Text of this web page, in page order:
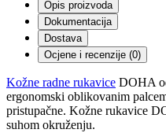
Opis proizvoda
Dokumentacija
Dostava
Ocjene i recenzije (0)
Kožne radne rukavice DOHA
ergonomski oblikovanim
pristupačne. Kožne rukavice
suhom okruženju.